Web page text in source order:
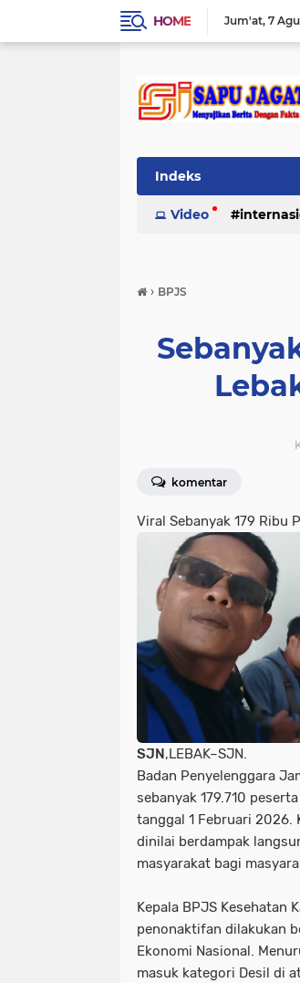
HOME Jum'at 7
Indeks
Video
› BPJS
komentar
Viral Sebanyak 179 Ribu
SJN,LEBAK–SJN.
Badan Penyelenggara
sebanyak 179.710
tanggal 1 Februari 2026.
dinilai berdampak
masyarakat bagi
Kepala BPJS Kesehatan
penonaktifan dilakukan
Ekonomi Nasional.
masuk kategori Desil di